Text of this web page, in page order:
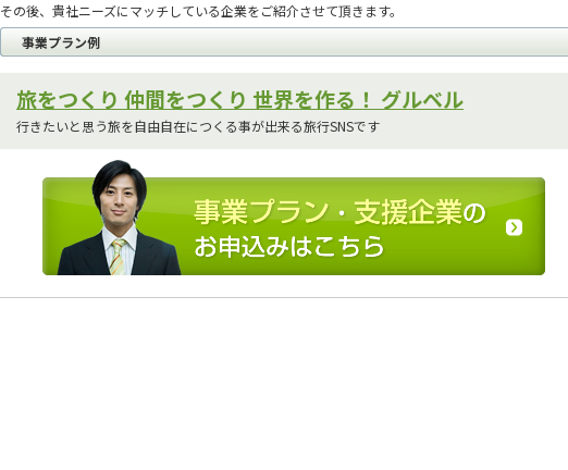
その後、貴社ニーズにマッチしている企業をご紹介させて頂きます。
事業プラン例
旅をつくり 仲間をつくり 世界を作る！ グルベル
行きたいと思う旅を自由自在につくる事が出来る旅行SNSです